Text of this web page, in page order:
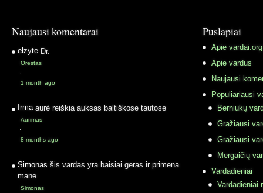
Naujausi komentarai
elzyte Dr.
Orestas
·
1 month ago
Irma aurė reiškia auksas baltiškose tautose
Aurimas
·
8 months ago
Simonas šis vardas yra baisiai geras ir primena
mane
Simonas
Puslapiai
Apie vardai.org
Apie vardus
Naujausi
Populiariausi
Berniukų
Gražiausi
Gražiausi
Mergaičių
Vardadieniai
Vardadieniai